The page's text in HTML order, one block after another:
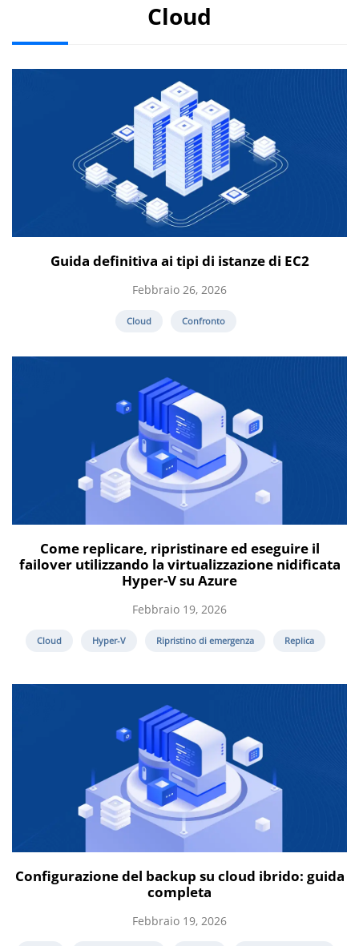
Cloud
Guida definitiva ai tipi di istanze di EC2
Febbraio 26, 2026
Cloud Confronto
Come replicare, ripristinare ed eseguire il
failover utilizzando la virtualizzazione nidificata
Hyper-V su Azure
Febbraio 19, 2026
Cloud Hyper-V Ripristino di emergenza Replica
Configurazione del backup su cloud ibrido: guida
completa
Febbraio 19, 2026